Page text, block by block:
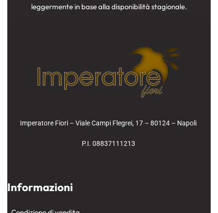
leggermente in base alla disponibilità stagionale.
Imperatore Fiori – Viale Campi Flegrei, 17 – 80124 – Napoli
P.I. 08837111213
Informazioni